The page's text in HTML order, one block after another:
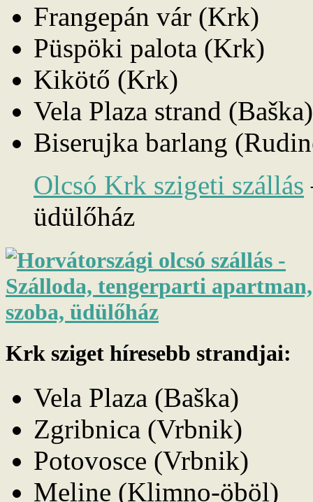
Frangepán vár (Krk)
Püspöki palota (Krk)
Kikötő (Krk)
Vela Plaza strand (Baška)
Biserujka barlang
Olcsó Krk szigeti szállás
üdülőház
Krk sziget híresebb strandjai:
Vela Plaza (Baška)
Zgribnica (Vrbnik)
Potovosce (Vrbnik)
Meline (Klimno-öböl)